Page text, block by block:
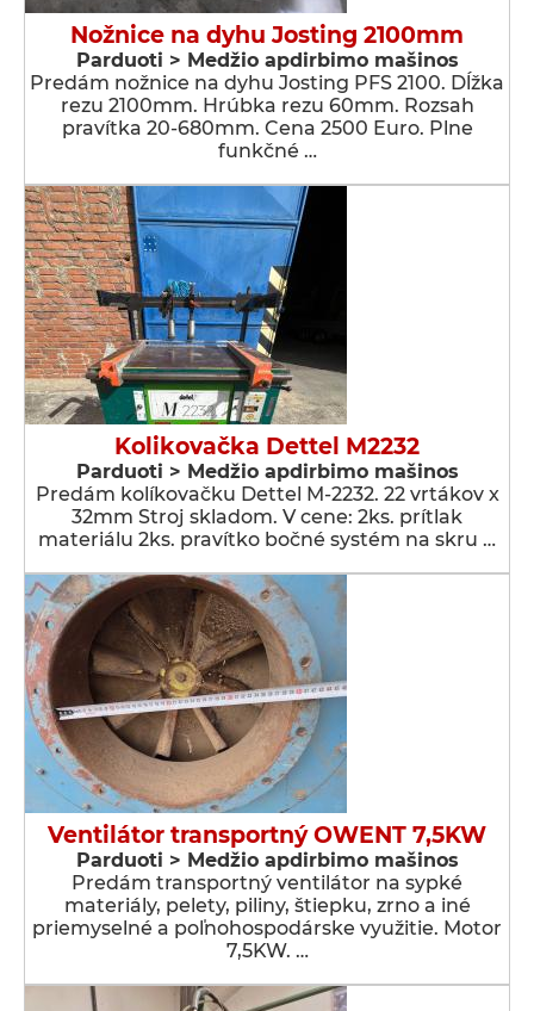
Nožnice na dyhu Josting 2100mm
Parduoti > Medžio apdirbimo mašinos
Predám nožnice na dyhu Josting PFS 2100. Dĺžka
rezu 2100mm. Hrúbka rezu 60mm. Rozsah
pravítka 20-680mm. Cena 2500 Euro. Plne
funkčné …
Kolikovačka Dettel M2232
Parduoti > Medžio apdirbimo mašinos
Predám kolíkovačku Dettel M-2232. 22 vrtákov x
32mm Stroj skladom. V cene: 2ks. prítlak
materiálu 2ks. pravítko bočné systém na skru …
Ventilátor transportný OWENT 7,5KW
Parduoti > Medžio apdirbimo mašinos
Predám transportný ventilátor na sypké
materiály, pelety, piliny, štiepku, zrno a iné
priemyselné a poľnohospodárske využitie. Motor
7,5KW. …